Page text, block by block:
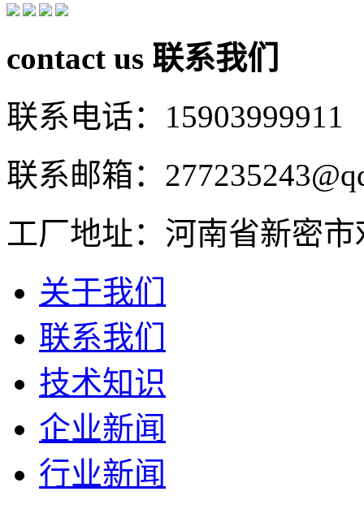
contact us 联系我们
联系电话：15903999911
联系邮箱：
工厂地址：河南省新密
关于我们
联系我们
技术知识
企业新闻
行业新闻